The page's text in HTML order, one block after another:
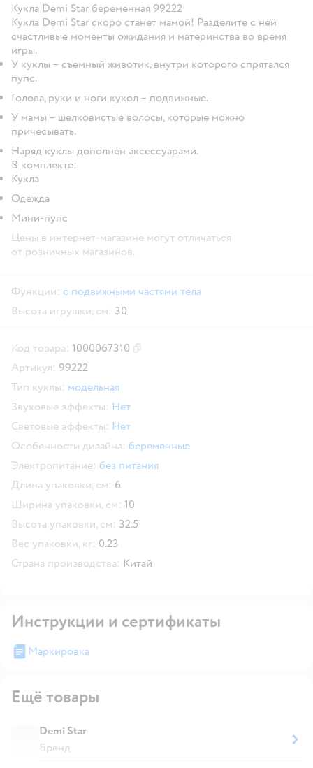
Кукла Demi Star беременная 99222
Кукла Demi Star скоро станет мамой! Разделите с ней
счастливые моменты ожидания и материнства во время
игры.
У куклы – съемный животик, внутри которого спрятался
пупс.
Голова, руки и ноги кукол – подвижные.
У мамы – шелковистые волосы, которые можно
причесывать.
Наряд куклы дополнен аксессуарами.
В комплекте:
Кукла
Одежда
Мини-пупс
Цены в интернет-магазине могут отличаться
от розничных магазинов.
Функции: с подвижными частями тела
Высота игрушки, см: 30
Код товара: 1000067310
Артикул: 99222
Тип куклы: модельная
Звуковые эффекты: Нет
Световые эффекты: Нет
Особенности дизайна: беременные
Электропитание: без питания
Длина упаковки, см: 6
Ширина упаковки, см: 10
Высота упаковки, см: 32.5
Вес упаковки, кг: 0.23
Страна производства: Китай
Инструкции и сертификаты
Маркировка
Ещё товары
Demi Star
Бренд